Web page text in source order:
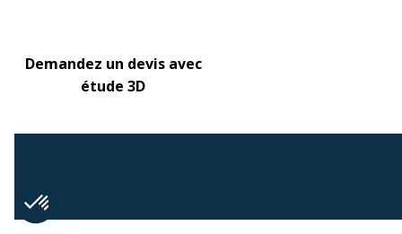
Demandez un devis avec
étude 3D